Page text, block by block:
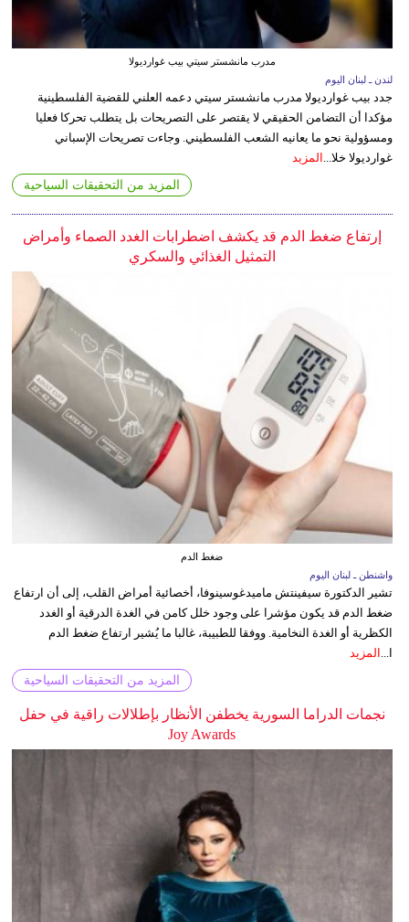
مدرب مانشستر سيتي بيب غوارديولا
لندن ـ لبنان اليوم
جدد بيب غوارديولا مدرب مانشستر سيتي دعمه العلني للقضية الفلسطينية
مؤكدا أن التضامن الحقيقي لا يقتصر على التصريحات بل يتطلب تحركا فعليا
ومسؤولية نحو ما يعانيه الشعب الفلسطيني. وجاءت تصريحات الإسباني
غوارديولا خلا... المزيد
المزيد من التحقيقات السياحية
إرتفاع ضغط الدم قد يكشف اضطرابات الغدد الصماء وأمراض
التمثيل الغذائي والسكري
ضغط الدم
واشنطن ـ لبنان اليوم
تشير الدكتورة سيفينتش ماميدغوسينوفا، أخصائية أمراض القلب، إلى أن ارتفاع
ضغط الدم قد يكون مؤشرا على وجود خلل كامن في الغدة الدرقية أو الغدد
الكظرية أو الغدة النخامية. ووفقا للطبيبة، غالبا ما يُشير ارتفاع ضغط الدم
ا...
المزيد
المزيد من التحقيقات السياحية
نجمات الدراما السورية يخطفن الأنظار بإطلالات راقية في حفل
Joy Awards